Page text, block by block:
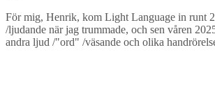
För mig, Henrik, kom Light Language in runt
/ljudande när jag trummade, och sen våren
andra ljud /"ord" /väsande och olika